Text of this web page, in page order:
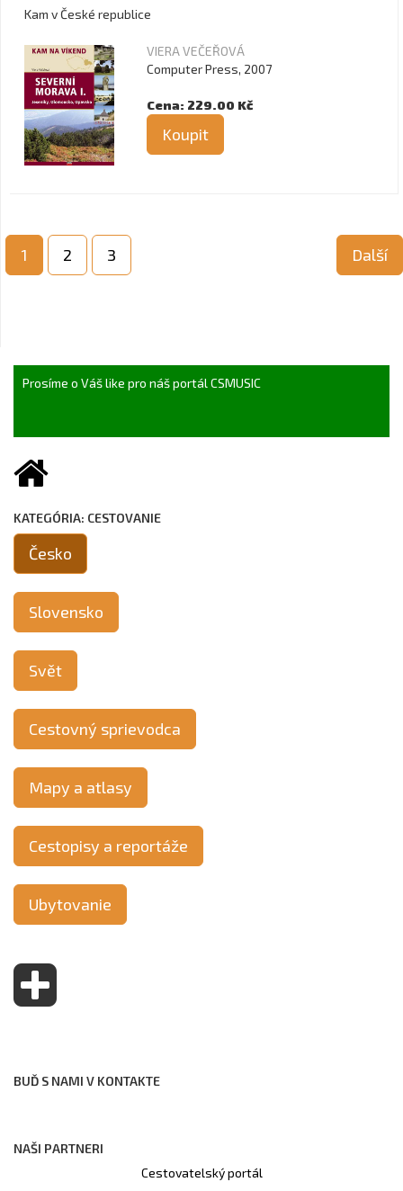
Kam v České republice
VIERA VEČEŘOVÁ
Computer Press, 2007
Cena: 229.00 Kč
Koupit
1 2 3 Další
Prosíme o Váš like pro náš portál CSMUSIC
KATEGÓRIA: CESTOVANIE
Česko
Slovensko
Svět
Cestovný sprievodca
Mapy a atlasy
Cestopisy a reportáže
Ubytovanie
BUĎ S NAMI V KONTAKTE
NAŠI PARTNERI
Cestovatelský portál